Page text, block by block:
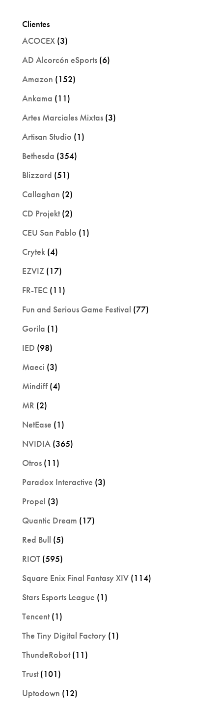
Clientes
ACOCEX(3)
AD Alcorcón eSports(6)
Amazon (152)
Ankama (11)
Artes Marciales Mixtas(3)
Artisan Studio (1)
Bethesda (354)
Blizzard (51)
Callaghan (2)
CD Projekt(2)
CEU San Pablo (1)
Crytek(4)
EZVIZ(17)
FR-TEC(11)
Fun and Serious Game Festival (77)
Gorila (1)
IED (98)
Maeci (3)
Mindiff(4)
MR (2)
NetEase (1)
NVIDIA(365)
Otros(11)
Paradox Interactive (3)
Propel (3)
Quantic Dream (17)
Red Bull (5)
RIOT(595)
Square Enix Final Fantasy XIV(114)
Stars Esports League (1)
Tencent(1)
The Tiny Digital Factory(1)
ThundeRobot(11)
Trust(101)
Uptodown (12)